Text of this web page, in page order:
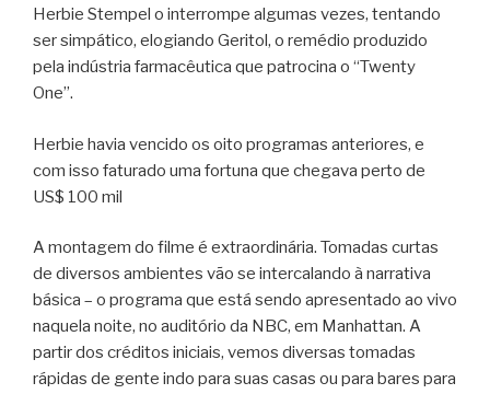
Herbie Stempel o interrompe algumas vezes, tentando
ser simpático, elogiando Geritol, o remédio produzido
pela indústria farmacêutica que patrocina o “Twenty
One”.
Herbie havia vencido os oito programas anteriores, e
com isso faturado uma fortuna que chegava perto de
US$ 100 mil
A montagem do filme é extraordinária. Tomadas curtas
de diversos ambientes vão se intercalando à narrativa
básica – o programa que está sendo apresentado ao vivo
naquela noite, no auditório da NBC, em Manhattan. A
partir dos créditos iniciais, vemos diversas tomadas
rápidas de gente indo para suas casas ou para bares para